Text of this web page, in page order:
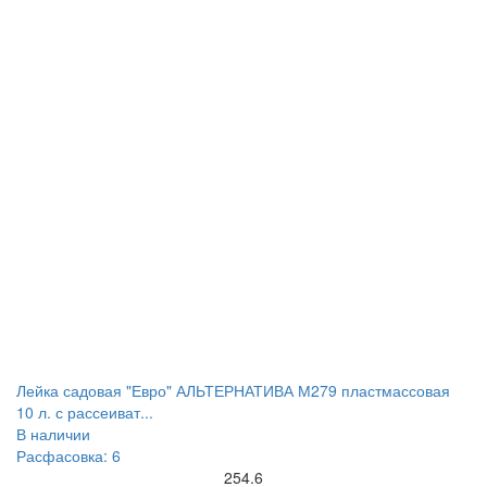
Лейка садовая "Евро" АЛЬТЕРНАТИВА М279 пластмассовая
10 л. с рассеиват...
В наличии
Расфасовка: 6
254.6